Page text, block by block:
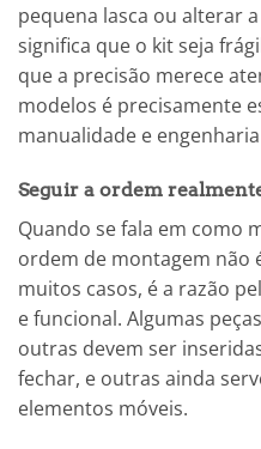
pequena lasca ou alterar
significa que o kit seja
que a precisão merece
modelos é precisamente
manualidade e
Seguir a ordem
Quando se fala em como
ordem de montagem não
muitos casos, é a razão
e funcional. Algumas
outras devem ser
fechar, e outras ainda
elementos móveis.